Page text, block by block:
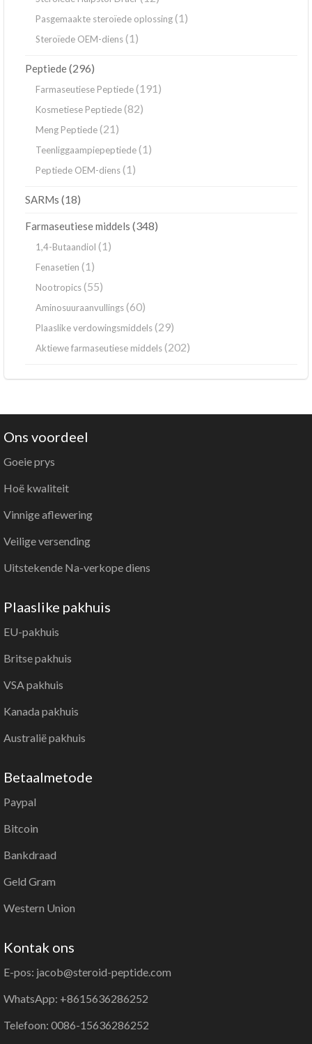
Pasgemaakte steroïede oplossing(1)
Steroïede OEM-diens(1)
Peptiede(296)
Farmaseutiese Peptiede(191)
Kosmetiese Peptiede(82)
Meng Peptiede(21)
Teenliggaampiepeptiede(1)
Peptiede OEM-diens(1)
SARMs (18)
Farmaseutiese middels (348)
1,4-Butaandiol (1)
Fenasetien (1)
Nootropics(55)
Aminosuuraanvullings(60)
Plaaslike verdowingsmiddels(29)
Aktiewe farmaseutiese middels(202)
Ons voordeel
Goeie prys
Hoë kwaliteit
Vinnige aflewering
Veilige versending
Uitstekende Na-verkope diens
Plaaslike pakhuis
EU-pakhuis
Britse pakhuis
VSA pakhuis
Kanada pakhuis
Australië pakhuis
Betaalmetode
Paypal
Bitcoin
Bankdraad
Geld Gram
Western Union
Kontak ons
E-pos: jacob@steroid-peptide.com
WhatsApp: +8615636286252
Telefoon: 0086-15636286252